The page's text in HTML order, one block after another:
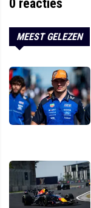
0 reacties
MEEST GELEZEN